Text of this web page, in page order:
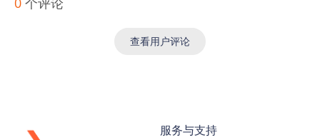
查看用户评论
服务与支持